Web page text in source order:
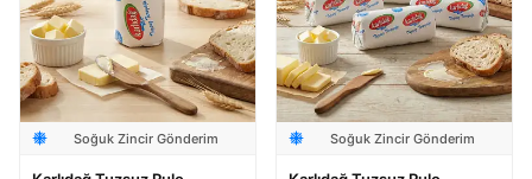
Soğuk Zincir Gönderim Soğuk Zincir Gönderim